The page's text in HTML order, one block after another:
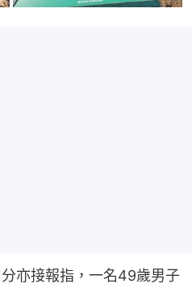
亦接報指，一名49歲男子